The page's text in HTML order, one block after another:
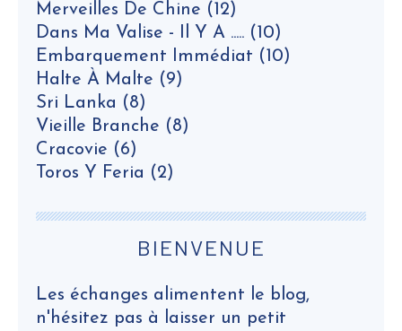
Merveilles De Chine (12)
Dans Ma Valise - Il Y A ..... (10)
Embarquement Immédiat (10)
Halte À Malte (9)
Sri Lanka (8)
Vieille Branche (8)
Cracovie (6)
Toros Y Feria (2)
BIENVENUE
Les échanges alimentent le blog,
n'hésitez pas à laisser un petit